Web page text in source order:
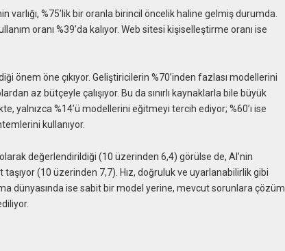
%75’lik bir oranla birincil öncelik haline gelmiş durumda.
oranı %39’da kalıyor. Web sitesi kişiselleştirme oranı ise
önem öne çıkıyor. Geliştiricilerin %70’inden fazlası modellerini
az bütçeyle çalışıyor. Bu da sınırlı kaynaklarla bile büyük
yalnızca %14’ü modellerini eğitmeyi tercih ediyor; %60’ı ise
kullanıyor.
değerlendirildiği (10 üzerinden 6,4) görülse de, AI’nin
(10 üzerinden 7,7). Hız, doğruluk ve uyarlanabilirlik gibi
dünyasında ise sabit bir model yerine, mevcut sorunlara çözüm